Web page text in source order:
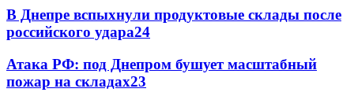
В Днепре вспыхнули продуктовые склады после
российского удара24
Атака РФ: под Днепром бушует масштабный
пожар на складах23